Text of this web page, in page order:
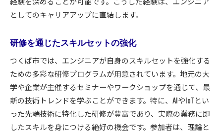
としてのキャリアアップに直結します。
研修を通じたスキルセットの強化
つくば市では、エンジニアが自身のスキルセットを強化する
ための多彩な研修プログラムが用意されています。地元の大
学や企業が主催するセミナーやワークショップを通じて、最
新の技術トレンドを学ぶことができます。特に、AIやIoTとい
った先端技術に特化した研修が豊富であり、実際の業務に即
したスキルを身につける絶好の機会です。参加者は、理論と